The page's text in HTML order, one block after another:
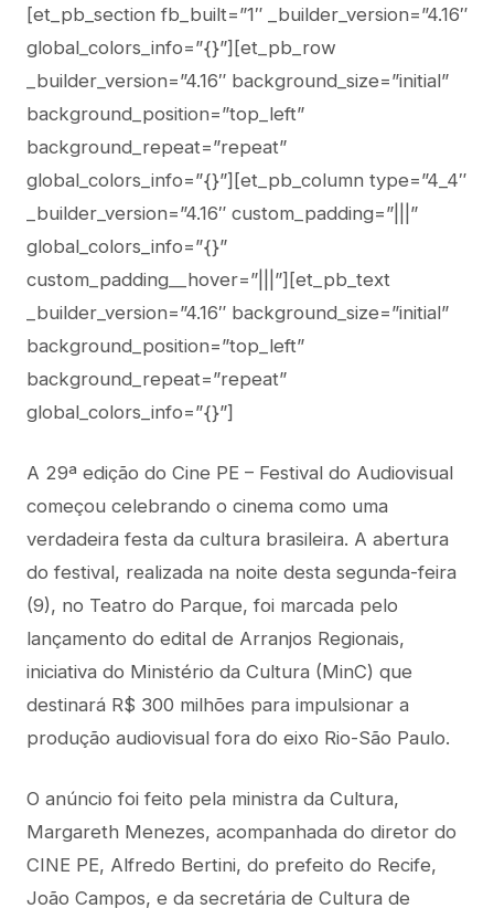
[et_pb_section fb_built=”1″ _builder_version=”4.16″
global_colors_info=”{}”][et_pb_row
_builder_version=”4.16″ background_size=”initial”
background_position=”top_left”
background_repeat=”repeat”
global_colors_info=”{}”][et_pb_column type=”4_4″
_builder_version=”4.16″ custom_padding=”|||”
global_colors_info=”{}”
custom_padding__hover=”|||”][et_pb_text
_builder_version=”4.16″ background_size=”initial”
background_position=”top_left”
background_repeat=”repeat”
global_colors_info=”{}”]
A 29ª edição do Cine PE – Festival do Audiovisual
começou celebrando o cinema como uma
verdadeira festa da cultura brasileira. A abertura
do festival, realizada na noite desta segunda-feira
(9), no Teatro do Parque, foi marcada pelo
lançamento do edital de Arranjos Regionais,
iniciativa do Ministério da Cultura (MinC) que
destinará R$ 300 milhões para impulsionar a
produção audiovisual fora do eixo Rio-São Paulo.
O anúncio foi feito pela ministra da Cultura,
Margareth Menezes, acompanhada do diretor do
CINE PE, Alfredo Bertini, do prefeito do Recife,
João Campos, e da secretária de Cultura de